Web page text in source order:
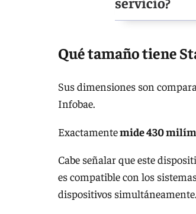
Qué tamaño tiene
Sus dimensiones son
Infobae.
Exactamentemide 430
Cabe señalar que este
es compatible con los
dispositivos simultáneamente.